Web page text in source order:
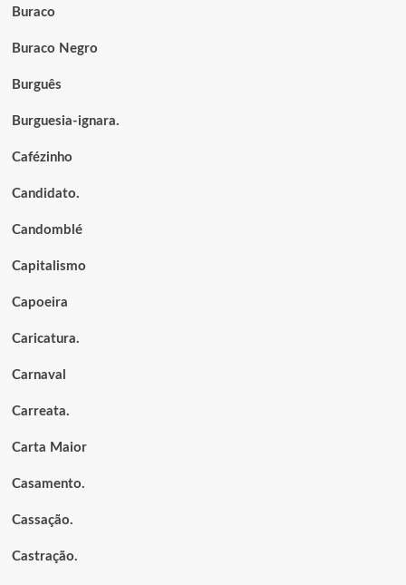
Buraco
Buraco Negro
Burguês
Burguesia-ignara.
Cafézinho
Candidato.
Candomblé
Capitalismo
Capoeira
Caricatura.
Carnaval
Carreata.
Carta Maior
Casamento.
Cassação.
Castração.